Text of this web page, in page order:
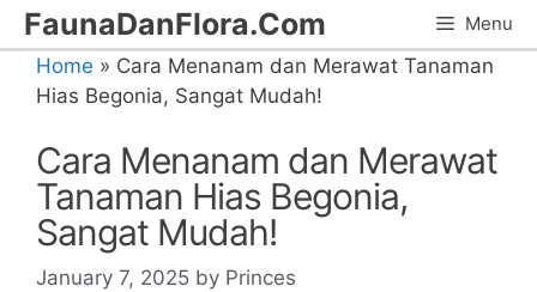
Skip
to
content
FaunaDanFlora.Com Menu
Home » Cara Menanam dan Merawat Tanaman
Hias Begonia, Sangat Mudah!
Cara Menanam dan Merawat
Tanaman Hias Begonia,
Sangat Mudah!
January 7, 2025 by Princes